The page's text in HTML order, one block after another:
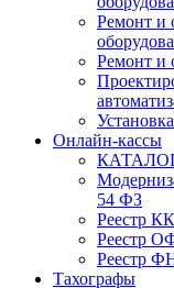
Ремонт и
Ремонт и
Онлайн-кассы
54 ФЗ
Реестр
Реестр
Реестр
Тахографы